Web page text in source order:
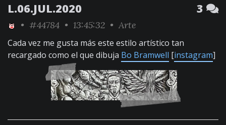
L.06.JUL.2020 3
• #44784 • 13:45:32 • Arte
Cada vez me gusta más este estilo artístico tan
recargado como el que dibuja Bo Bramwell [instagram]